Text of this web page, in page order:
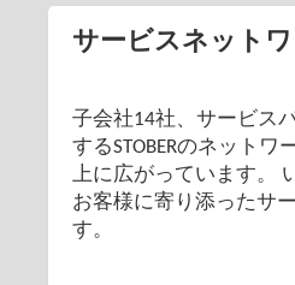
サービスネットワ
子会社14社、サービス
するSTOBERのネットワ
上に広がっています。
お客様に寄り添ったサ
す。